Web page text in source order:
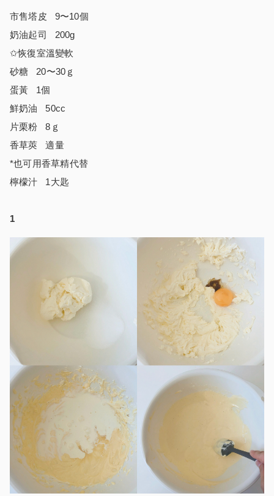
市售塔皮 9〜10個
奶油起司 200g
✩恢復室溫變軟
砂糖 20〜30ｇ
蛋黃 1個
鮮奶油 50cc
片栗粉 8ｇ
香草莢 適量
*也可用香草精代替
檸檬汁 1大匙
1